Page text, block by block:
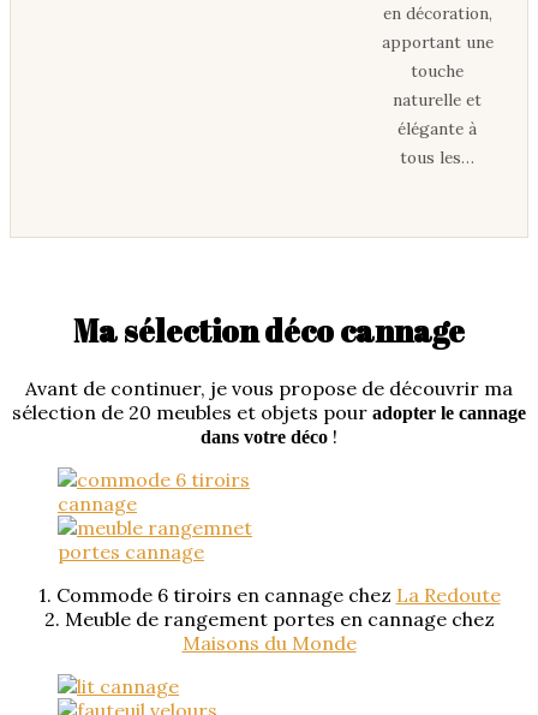
en décoration,
apportant une
touche
naturelle et
élégante à
tous les…
Ma sélection déco cannage
Avant de continuer, je vous propose de découvrir ma
sélection de 20 meubles et objets pour adopter le cannage
dans votre déco !
1. Commode 6 tiroirs en cannage chez La Redoute
2. Meuble de rangement portes en cannage chez
Maisons du Monde